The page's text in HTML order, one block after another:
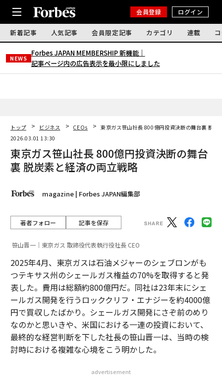
会員登録 ログイン
新着記事 人気記事 会員限定記事 カテゴリ 連載
NEWS
Forbes JAPAN MEMBERSHIP 新機能｜
記事ページ内の広告表示を最小限にしました
トップ ビジネス CEOs
東京ガス笹山社長 800億円投資決断の舞台裏 脱炭
2026.03.01 13:30
東京ガス笹山社長 800億円投資決断の舞台
裏 脱炭素と経済の両立戦略
magazine | Forbes JAPAN編集部
著者フォロー 記事を保存
笹山晋一｜東京ガス 取締役代表執行役社長 CEO
2025年4月、東京ガスは石油メジャーのシェブロンがも
つテキサス州のシェールガス権益の70%を取得すると発
表した。費用は総額約800億円だ。同社は23年末にシェ
ールガス開発を行うロッククリフ・エナジーを約4000億
円で買収したばかり。シェールガス開発にさぞ前のめり
なのかと思いきや、米国における一連の投資において、
最終的な経営判断を下した社長の笹山晋一は、当時の検
討時における複雑な心境をこう明かした。
advertisement